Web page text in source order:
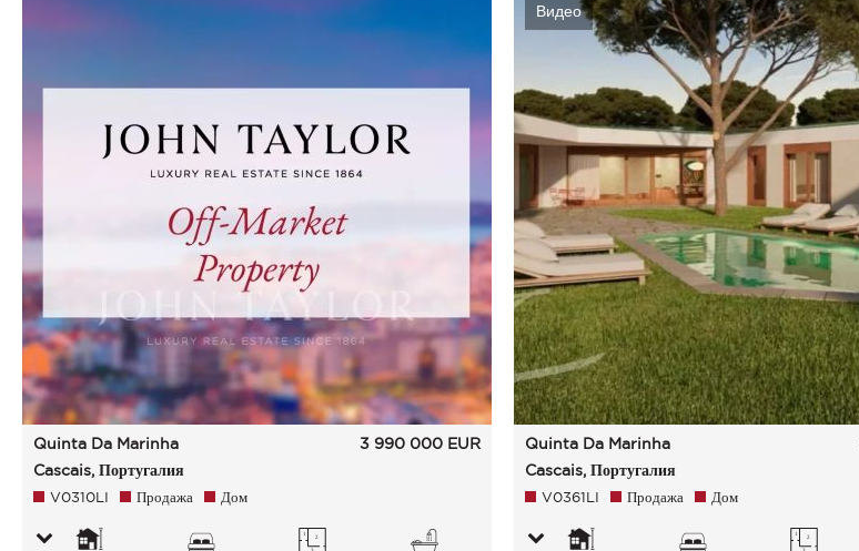
Quinta Da Marinha
Cascais, Португалия
3 990 000 EUR
V0310LI Продажа Дом
Видео
Quinta Da Marinha
Cascais, Португалия
V0361LI Продажа Дом